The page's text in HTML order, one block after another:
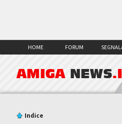
HOME FORUM
AMIGA NEWS
Indice